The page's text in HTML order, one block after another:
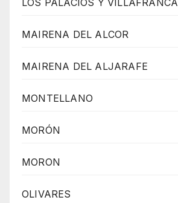
LOS PALACIOS Y VILLAFRANCA
MAIRENA DEL ALCOR
MAIRENA DEL ALJARAFE
MONTELLANO
MORÓN
MORON
OLIVARES